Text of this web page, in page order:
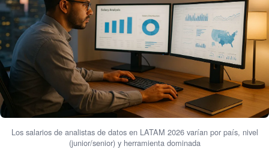
Los salarios de analistas de datos en LATAM 2026 varían por país, nivel
(junior/senior) y herramienta dominada